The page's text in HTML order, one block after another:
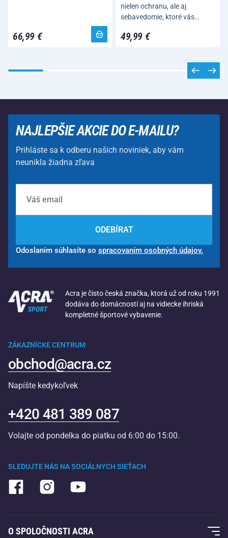
66,99 €
nielen ochranu, ale aj
sebavedomie, ktoré vás…
49,99 €
NAJLEPŠIE AKCIE DO E-MAILU?
Prihláste sa k odberu našich noviniek, aby vám
neunikla žiadna zľava
ODEBÍRAT
Odoslaním súhlasíte so spracovaním osobných údajov.
Acra je čisto česká značka, ktorá už od roku 1991
dodáva do domácností aj na vidiecke ihriská
kompletné športové vybavenie.
SLEDUJTE NÁS NA SOCIÁLNYCH SIEŤACH
ZÁKAZNÍCKE CENTRUM
obchod@acra.cz
Napíšte kedykoľvek
+420 481 389 087
Volajte od pondelka do piatku od 6:00 do 15:00.
O SPOLOČNOSTI ACRA